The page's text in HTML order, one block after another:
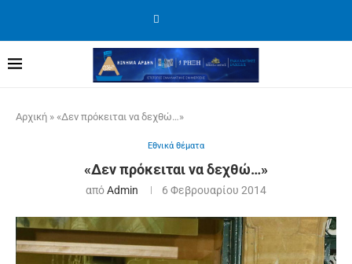
Αρχική » «Δεν πρόκειται να δεχθώ…»
Εθνικά θέματα
«Δεν πρόκειται να δεχθώ…»
απόAdmin 6 Φεβρουαρίου 2014